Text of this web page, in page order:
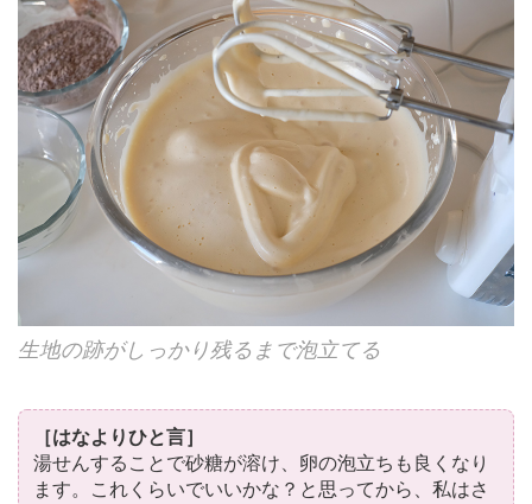
生地の跡がしっかり残るまで泡立てる
［はなよりひと言］
湯せんすることで砂糖が溶け、卵の泡立ちも良くなり
ます。これくらいでいいかな？と思ってから、私はさ